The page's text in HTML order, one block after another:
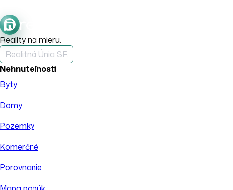
Reality na mieru.
Realitná Únia SR
Nehnuteľnosti
Byty
Domy
Pozemky
Komerčné
Porovnanie